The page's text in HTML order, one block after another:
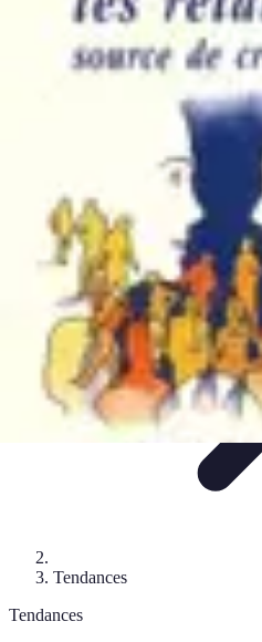
Le Monde du Padel
Stratégies et Techniques
Techniques et Entraînement
Le Monde du Padel
Tendances
Tendances